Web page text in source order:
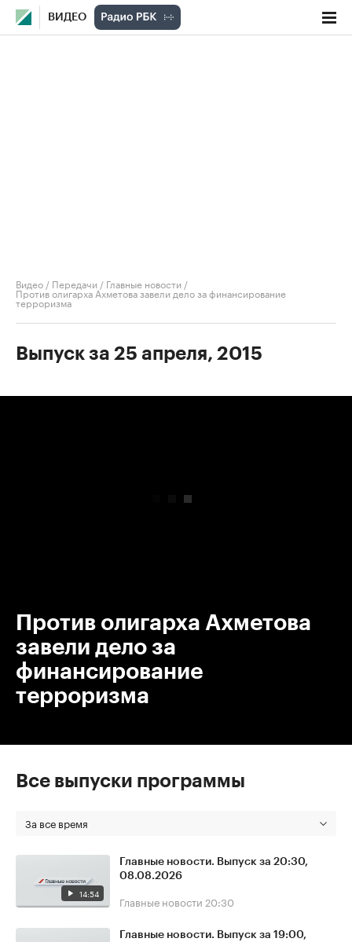
ВИДЕО
Видео / Передачи / Главные новости /
Против олигарха Ахметова завели дело за финансирование
терроризма
Выпуск за 25 апреля, 2015
Против олигарха Ахметова
завели дело за
финансирование
терроризма
Все выпуски программы
За все время
14:54
Главные новости. Выпуск за 20:30,
08.08.2026
Главные новости 20:30
Главные новости. Выпуск за 19:00,